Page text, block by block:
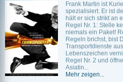
Frank Martin ist
spezialisiert. Er ist
hält er sich strikt an
Regel Nr. 1: Stelle
niemals ein Paket!
Regeln brichst, bist
Transportdienste
Lebenszeichen
Regel Nr. 2 und
Asiatin...
Mehr zeigen...